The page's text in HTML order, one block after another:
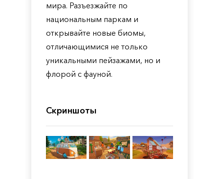
мира. Разъезжайте по
национальным паркам и
открывайте новые биомы,
отличающимися не только
уникальными пейзажами, но и
флорой с фауной.
Скриншоты